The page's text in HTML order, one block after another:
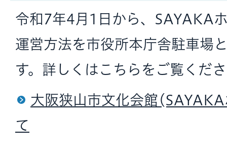
令和7年4月1日から、SAYAKA
運営方法を市役所本庁舎駐車場
す。詳しくはこちらをご覧くだ
大阪狭山市文化会館
て